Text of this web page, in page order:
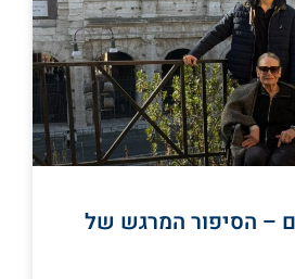
– הסיפור המרגש של